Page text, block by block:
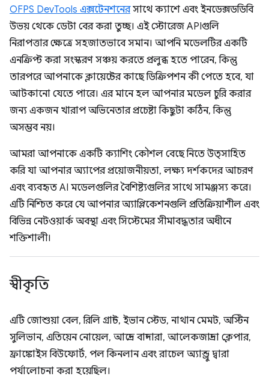
OFPS DevTools এক্সটেনশনেরসাথে ক্যাশে এবং ইনডেক্সডডিবি
উভয় থেকে ডেটা বের করা তুচ্ছ। এই স্টোরেজ APIগুলি
নিরাপত্তার ক্ষেত্রে সহজাতভাবে সমান। আপনি মডেলটির একটি
এনক্রিপ্ট করা সংস্করণ সঞ্চয় করতে প্রলুব্ধ হতে পারেন, কিন্তু
তারপরে আপনাকে ক্লায়েন্টের কাছে ডিক্রিপশন কী পেতে হবে, যা
আটকানো যেতে পারে। এর মানে হল আপনার মডেল চুরি করার
জন্য একজন খারাপ অভিনেতার প্রচেষ্টা কিছুটা কঠিন, কিন্তু
অসম্ভব নয়।
আমরা আপনাকে একটি ক্যাশিং কৌশল বেছে নিতে উত্সাহিত
করি যা আপনার অ্যাপের প্রয়োজনীয়তা, লক্ষ্য দর্শকদের আচরণ
এবং ব্যবহৃত AI মডেলগুলির বৈশিষ্ট্যগুলির সাথে সামঞ্জস্য করে।
এটি নিশ্চিত করে যে আপনার অ্যাপ্লিকেশনগুলি প্রতিক্রিয়াশীল এবং
বিভিন্ন নেটওয়ার্ক অবস্থা এবং সিস্টেমের সীমাবদ্ধতার অধীনে
শক্তিশালী।
স্বীকৃতি
এটি জোশুয়া বেল, রিলি গ্রান্ট, ইভান স্টেড, নাথান মেমট, অস্টিন
সুলিভান, এতিয়েন নোয়েল, আন্দ্রে বান্দারা, আলেকজান্দ্রা ক্লেপার,
ফ্রাঙ্কোইস বিউফোর্ট, পল কিনলান এবং রাচেল অ্যান্ড্রু দ্বারা
পর্যালোচনা করা হয়েছিল।